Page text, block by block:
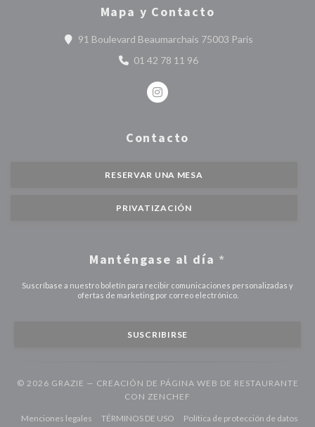
Mapa y Contacto
91 Boulevard Beaumarchais 75003 Paris
01 42 78 11 96
Instagram ((abre en una nueva
Contacto
RESERVAR UNA MESA
PRIVATIZACIÓN
Manténgase al día *
Suscríbase a nuestro boletín para recibir comunicaciones personalizadas y
ofertas de marketing por correo electrónico.
SUSCRIBIRSE
© 2026 GRAZIE — CREACIÓN DE PÁGINA WEB DE RESTAURANTE
CON ZENCHEF
Menciones legales((abre en una nueva ventana))
TÉRMINOS DE USO((abre en una nueva ventana))
Política de protección de datos